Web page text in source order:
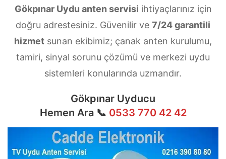
Gökpınar Uydu anten servisi ihtiyaçlarınız için
doğru adrestesiniz. Güvenilir ve 7/24 garantili
hizmet sunan ekibimiz; çanak anten kurulumu,
tamiri, sinyal sorunu çözümü ve merkezi uydu
sistemleri konularında uzmandır.
Gökpınar Uyducu
Hemen Ara 📞 0533 770 42 42